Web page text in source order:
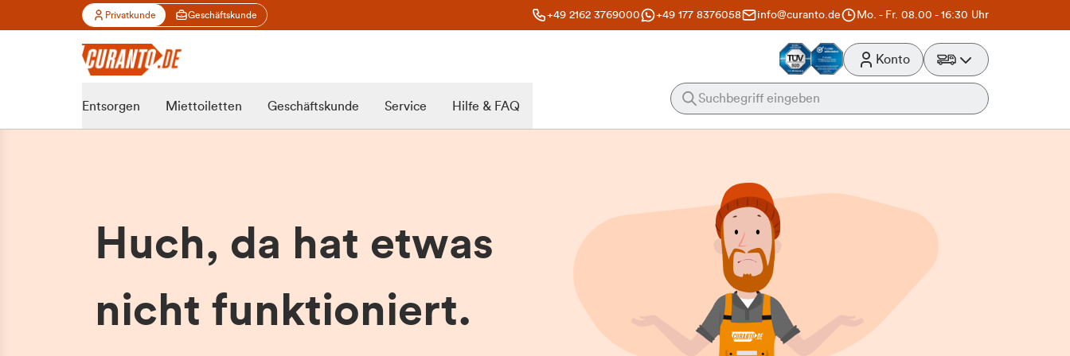
Privatkunde Geschäftskunde +49 2162 3769000 +49 177 8376058 info@curanto.de Mo. - Fr. 08.00 - 16:30 Uhr
Konto
Entsorgen Miettoiletten Geschäftskunde Service Hilfe & FAQ
Huch, da hat etwas
nicht funktioniert.